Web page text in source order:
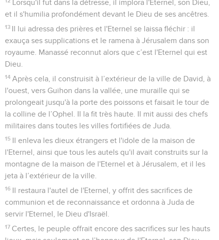
Lorsqu'il fut dans la détresse, il implora l'Eternel, son Dieu,
et il s'humilia profondément devant le Dieu de ses ancêtres.
13 Il lui adressa des prières et l'Eternel se laissa fléchir : il
exauça ses supplications et le ramena à Jérusalem dans son
royaume. Manassé reconnut alors que c’est l'Eternel qui est
Dieu.
14 Après cela, il construisit à l’extérieur de la ville de David, à
l'ouest, vers Guihon dans la vallée, une muraille qui se
prolongeait jusqu'à la porte des poissons et faisait le tour de
la colline de l’Ophel. Il la fit très haute. Il mit aussi des chefs
militaires dans toutes les villes fortifiées de Juda.
15 Il enleva les dieux étrangers et l'idole de la maison de
l'Eternel, ainsi que tous les autels qu'il avait construits sur la
montagne de la maison de l'Eternel et à Jérusalem, et il les
jeta à l’extérieur de la ville.
16 Il restaura l'autel de l'Eternel, y offrit des sacrifices de
communion et de reconnaissance et ordonna à Juda de
servir l'Eternel, le Dieu d'Israël.
17 Certes, le peuple offrait encore des sacrifices sur les hauts